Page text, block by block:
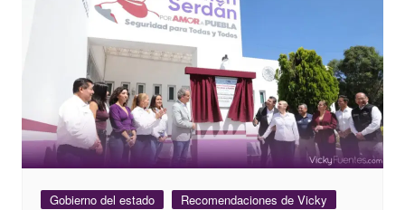
Gobierno del estado Recomendaciones de Vicky